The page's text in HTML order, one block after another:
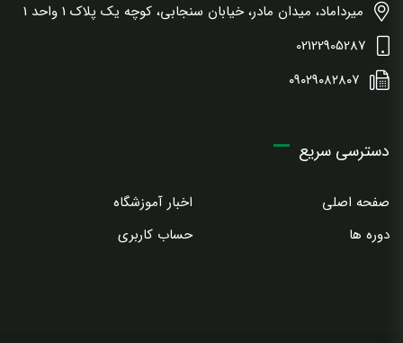
میرداماد، میدان مادر، خیابان سنجابی، کوچه یک پلاک 1 واحد 1
02122905287
۰۹۰۲۹۰۸۲۸۰۷
دسترسی سریع
صفحه اصلی
اخبار آموزشگاه
دوره ها
حساب کاربری